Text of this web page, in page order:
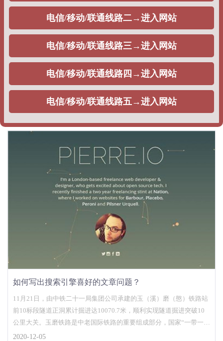
11月21日，由中铁二十一局集团公司承建的玉（溪）磨（憨）铁路站
路”战略中的重要工程，亦是云南省在建的较大基础设施项目，建设好
如何写出搜索引擎喜好的文章问题？
11月21日，由中铁二十一局集团公司承建的玉（溪）磨（憨）铁路站
前10标段隧道正洞累计掘进达10070.7米，顺利实现隧道掘进突破10
公里大关。玉磨铁路是中老国际铁路的重要组成部分，国家“一带一
路”战略中的重要工程，亦是云南省在建的较大基础设施项目，建设好
2020-12-05